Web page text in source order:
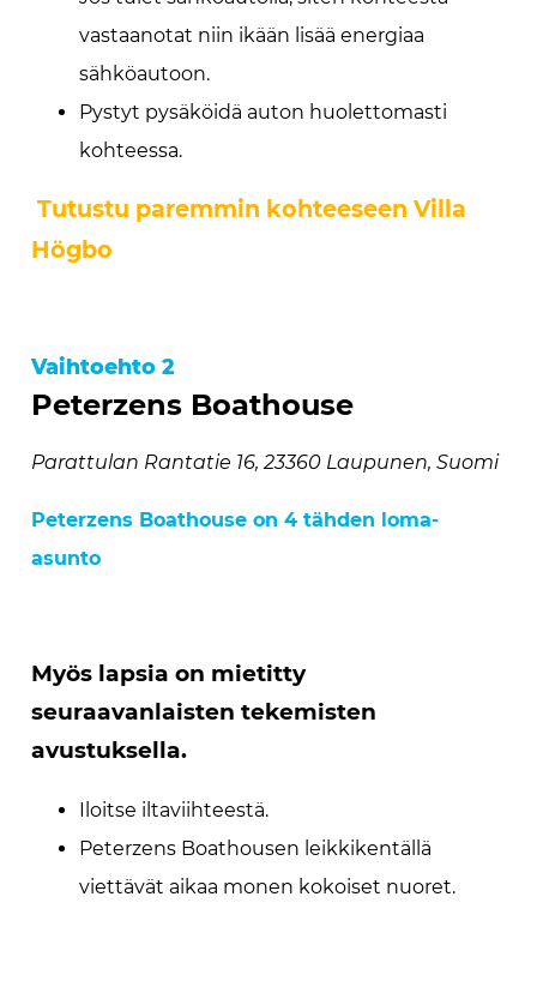
vastaanotat niin ikään lisää energiaa
sähköautoon.
Pystyt pysäköidä auton huolettomasti
kohteessa.
Tutustu paremmin kohteeseen Villa
Högbo
Vaihtoehto 2
Peterzens Boathouse
Parattulan Rantatie 16, 23360 Laupunen, Suomi
Peterzens Boathouse on 4 tähden loma-
asunto
Myös lapsia on mietitty
seuraavanlaisten tekemisten
avustuksella.
Iloitse iltaviihteestä.
Peterzens Boathousen leikkikentällä
viettävät aikaa monen kokoiset nuoret.